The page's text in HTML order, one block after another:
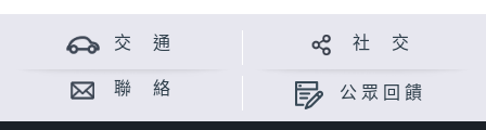
交 通 社 交
聯 絡 公眾回饋